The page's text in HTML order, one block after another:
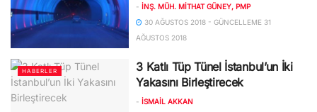
- İNŞ. MÜH. MITHAT GÜNEY, PMP
30 AĞUSTOS 2018 - GÜNCELLEME 31
AĞUSTOS 2018
HABERLER
3 Katlı Tüp Tünel İstanbul’un İki
Yakasını Birleştirecek
- İSMAIL AKKAN